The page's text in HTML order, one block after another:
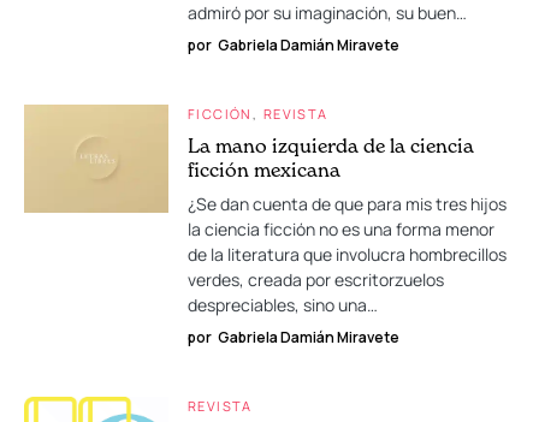
admiró por su imaginación, su buen…
por Gabriela Damián Miravete
FICCIÓN REVISTA
La mano izquierda de la ciencia
ficción mexicana
¿Se dan cuenta de que para mis tres hijos
la ciencia ficción no es una forma menor
de la literatura que involucra hombrecillos
verdes, creada por escritorzuelos
despreciables, sino una…
por Gabriela Damián Miravete
REVISTA